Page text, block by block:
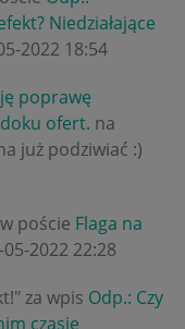
Niedziałające
2022 18:54
poprawę
ofert. na
już podziwiać :)
poście Flaga na
05-2022 22:28
za wpis Odp.: Czy
czasie